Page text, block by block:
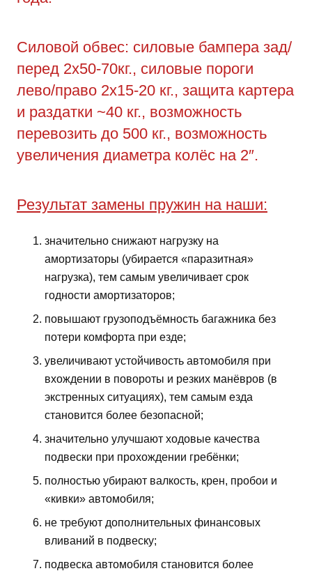
Силовой обвес: силовые бампера зад/
перед 2х50-70кг., силовые пороги
лево/право 2х15-20 кг., защита картера
и раздатки ~40 кг., возможность
перевозить до 500 кг., возможность
увеличения диаметра колёс на 2″.
Результат замены пружин на наши:
значительно снижают нагрузку на
амортизаторы (убирается «паразитная»
нагрузка), тем самым увеличивает срок
годности амортизаторов;
повышают грузоподъёмность багажника без
потери комфорта при езде;
увеличивают устойчивость автомобиля при
вхождении в повороты и резких манёвров (в
экстренных ситуациях), тем самым езда
становится более безопасной;
значительно улучшают ходовые качества
подвески при прохождении гребёнки;
полностью убирают валкость, крен, пробои и
«кивки» автомобиля;
не требуют дополнительных финансовых
вливаний в подвеску;
подвеска автомобиля становится более